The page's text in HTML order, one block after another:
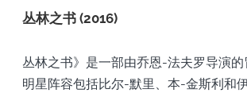
丛林之书 (2016)
丛林之书》是一部由乔恩-法夫罗导演
明星阵容包括比尔-默里、本-金斯利和